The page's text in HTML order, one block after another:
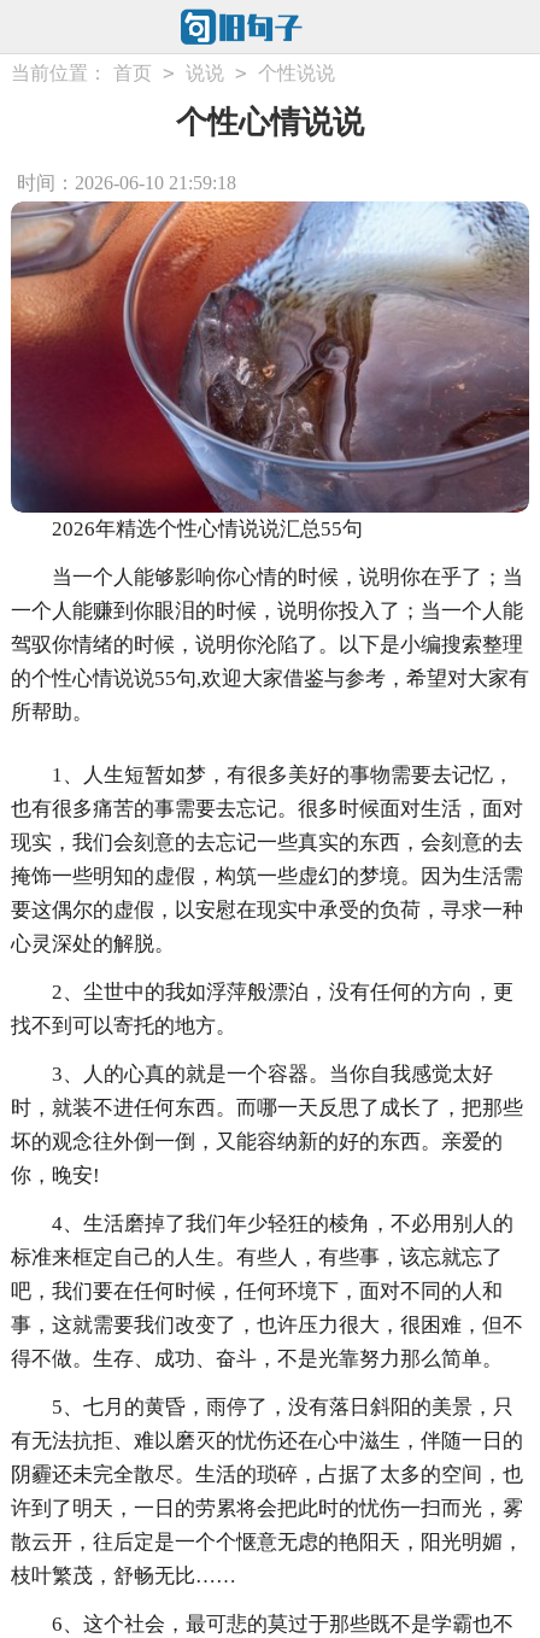
当前位置： 首页 > 说说 > 个性说说
个性心情说说
时间：2026-06-10 21:59:18
2026年精选个性心情说说汇总55句
当一个人能够影响你心情的时候，说明你在乎了；当
一个人能赚到你眼泪的时候，说明你投入了；当一个人能
驾驭你情绪的时候，说明你沦陷了。以下是小编搜索整理
的个性心情说说55句,欢迎大家借鉴与参考，希望对大家有
所帮助。
1、人生短暂如梦，有很多美好的事物需要去记忆，
也有很多痛苦的事需要去忘记。很多时候面对生活，面对
现实，我们会刻意的去忘记一些真实的东西，会刻意的去
掩饰一些明知的虚假，构筑一些虚幻的梦境。因为生活需
要这偶尔的虚假，以安慰在现实中承受的负荷，寻求一种
心灵深处的解脱。
2、尘世中的我如浮萍般漂泊，没有任何的方向，更
找不到可以寄托的地方。
3、人的心真的就是一个容器。当你自我感觉太好
时，就装不进任何东西。而哪一天反思了成长了，把那些
坏的观念往外倒一倒，又能容纳新的好的东西。亲爱的
你，晚安!
4、生活磨掉了我们年少轻狂的棱角，不必用别人的
标准来框定自己的人生。有些人，有些事，该忘就忘了
吧，我们要在任何时候，任何环境下，面对不同的人和
事，这就需要我们改变了，也许压力很大，很困难，但不
得不做。生存、成功、奋斗，不是光靠努力那么简单。
5、七月的黄昏，雨停了，没有落日斜阳的美景，只
有无法抗拒、难以磨灭的忧伤还在心中滋生，伴随一日的
阴霾还未完全散尽。生活的琐碎，占据了太多的空间，也
许到了明天，一日的劳累将会把此时的忧伤一扫而光，雾
散云开，往后定是一个个惬意无虑的艳阳天，阳光明媚，
枝叶繁茂，舒畅无比……
6、这个社会，最可悲的莫过于那些既不是学霸也不